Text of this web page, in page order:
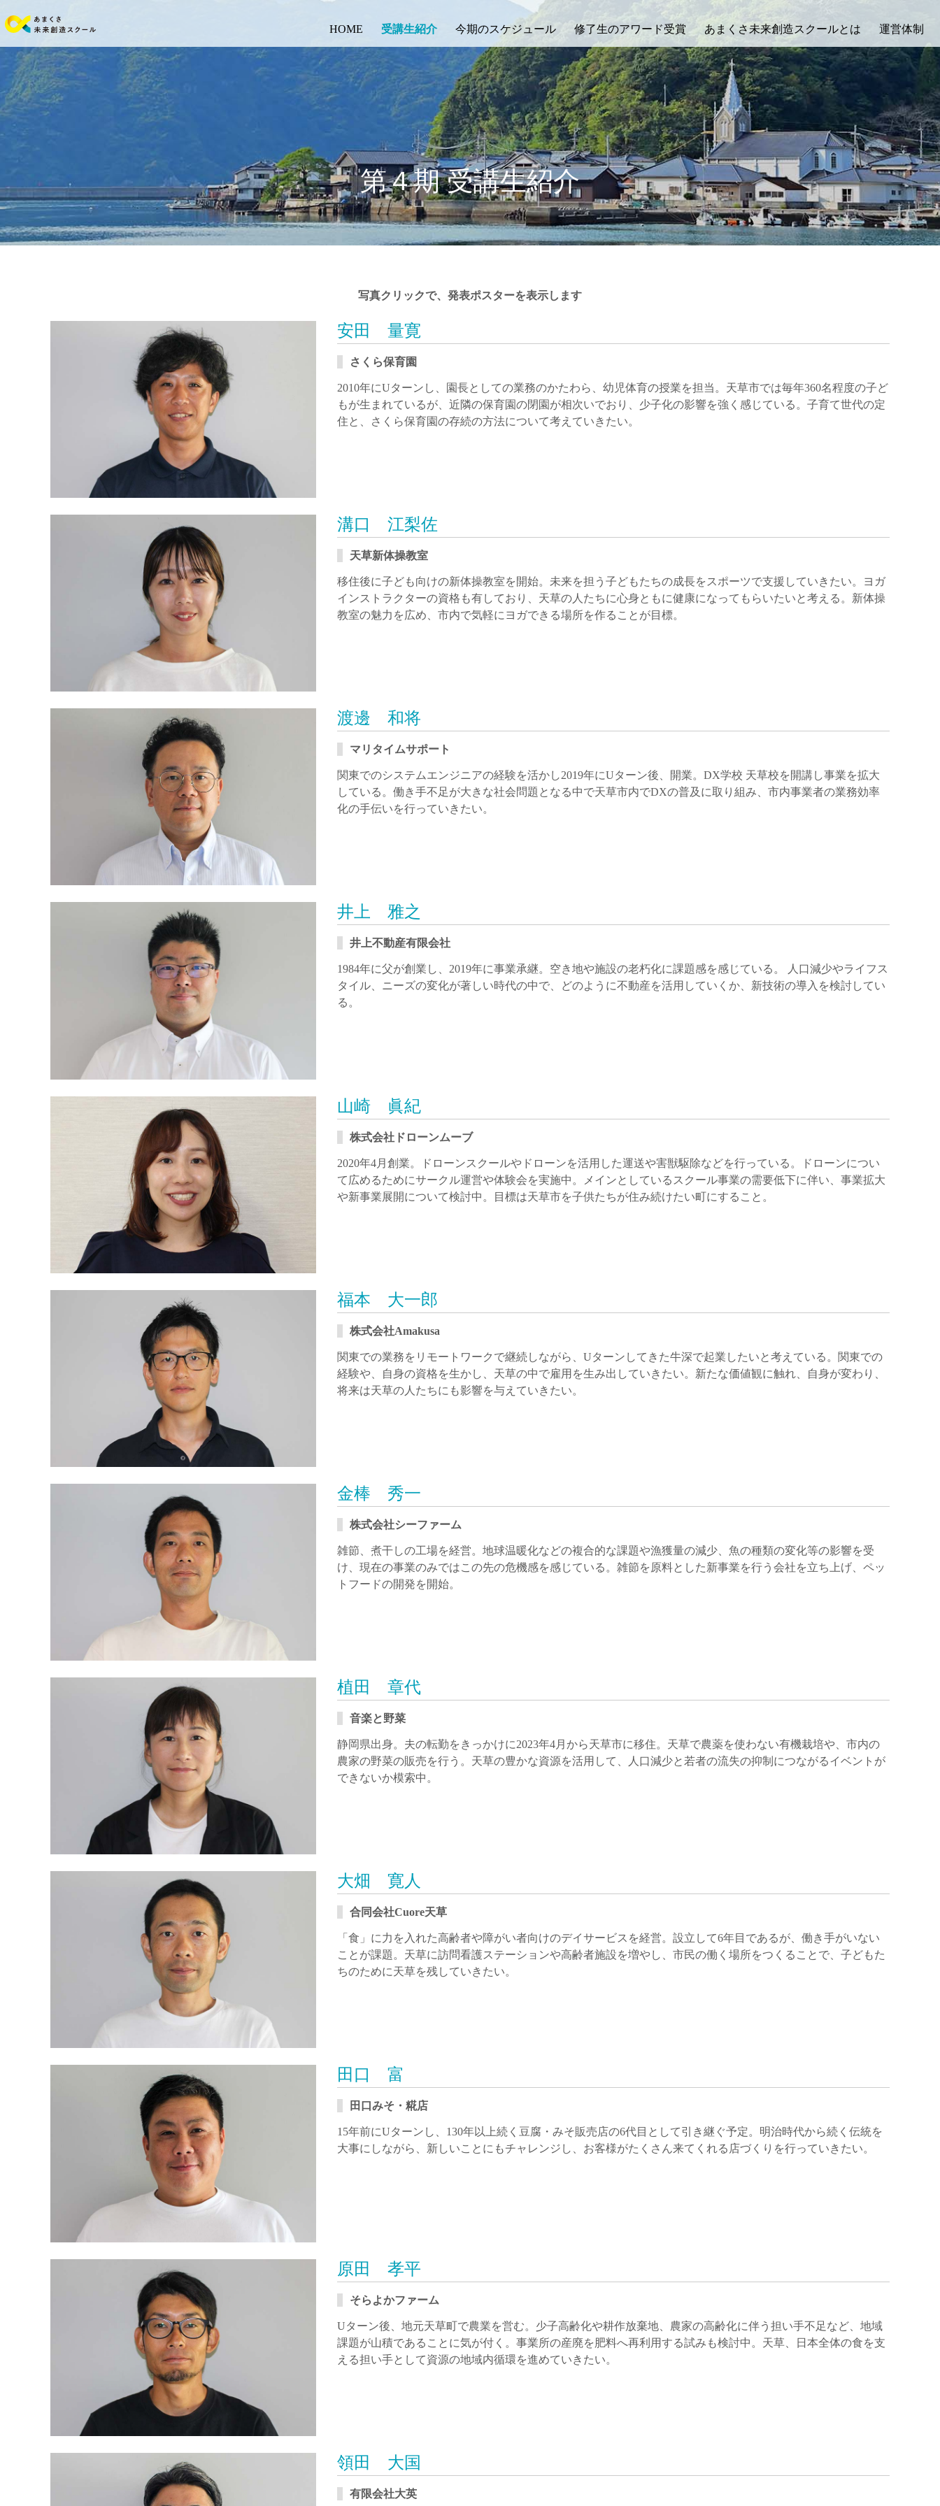
HOME (current)
受講生紹介 今期のスケジュール 修了生のアワード受賞 あまくさ未来創造スクールとは 運営体制
第４期 受講生紹介
写真クリックで、発表ポスターを表示します
安田 量寛
さくら保育園
2010年にUターンし、園長としての業務のかたわら、幼児体育の授業を担当。天草市では毎年360名程度の子ど
もが生まれているが、近隣の保育園の閉園が相次いでおり、少子化の影響を強く感じている。子育て世代の定
住と、さくら保育園の存続の方法について考えていきたい。
溝口 江梨佐
天草新体操教室
移住後に子ども向けの新体操教室を開始。未来を担う子どもたちの成長をスポーツで支援していきたい。ヨガ
インストラクターの資格も有しており、天草の人たちに心身ともに健康になってもらいたいと考える。新体操
教室の魅力を広め、市内で気軽にヨガできる場所を作ることが目標。
渡邊 和将
マリタイムサポート
関東でのシステムエンジニアの経験を活かし2019年にUターン後、開業。DX学校 天草校を開講し事業を拡大
している。働き手不足が大きな社会問題となる中で天草市内でDXの普及に取り組み、市内事業者の業務効率
化の手伝いを行っていきたい。
井上 雅之
井上不動産有限会社
1984年に父が創業し、2019年に事業承継。空き地や施設の老朽化に課題感を感じている。 人口減少やライフス
タイル、ニーズの変化が著しい時代の中で、どのように不動産を活用していくか、新技術の導入を検討してい
る。
山崎 眞紀
株式会社ドローンムーブ
2020年4月創業。ドローンスクールやドローンを活用した運送や害獣駆除などを行っている。ドローンについ
て広めるためにサークル運営や体験会を実施中。メインとしているスクール事業の需要低下に伴い、事業拡大
や新事業展開について検討中。目標は天草市を子供たちが住み続けたい町にすること。
福本 大一郎
株式会社Amakusa
関東での業務をリモートワークで継続しながら、Uターンしてきた牛深で起業したいと考えている。関東での
経験や、自身の資格を生かし、天草の中で雇用を生み出していきたい。新たな価値観に触れ、自身が変わり、
将来は天草の人たちにも影響を与えていきたい。
金棒 秀一
株式会社シーファーム
雑節、煮干しの工場を経営。地球温暖化などの複合的な課題や漁獲量の減少、魚の種類の変化等の影響を受
け、現在の事業のみではこの先の危機感を感じている。雑節を原料とした新事業を行う会社を立ち上げ、ペッ
トフードの開発を開始。
植田 章代
音楽と野菜
静岡県出身。夫の転勤をきっかけに2023年4月から天草市に移住。天草で農薬を使わない有機栽培や、市内の
農家の野菜の販売を行う。天草の豊かな資源を活用して、人口減少と若者の流失の抑制につながるイベントが
できないか模索中。
大畑 寛人
合同会社Cuore天草
「食」に力を入れた高齢者や障がい者向けのデイサービスを経営。設立して6年目であるが、働き手がいない
ことが課題。天草に訪問看護ステーションや高齢者施設を増やし、市民の働く場所をつくることで、子どもた
ちのために天草を残していきたい。
田口 富
田口みそ・糀店
15年前にUターンし、130年以上続く豆腐・みそ販売店の6代目として引き継ぐ予定。明治時代から続く伝統を
大事にしながら、新しいことにもチャレンジし、お客様がたくさん来てくれる店づくりを行っていきたい。
原田 孝平
そらよかファーム
Uターン後、地元天草町で農業を営む。少子高齢化や耕作放棄地、農家の高齢化に伴う担い手不足など、地域
課題が山積であることに気が付く。事業所の産廃を肥料へ再利用する試みも検討中。天草、日本全体の食を支
える担い手として資源の地域内循環を進めていきたい。
領田 大国
有限会社大英